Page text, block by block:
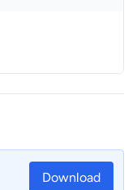
Download